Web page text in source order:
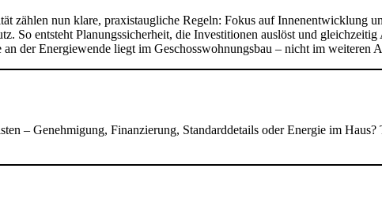
zählen nun klare, praxistaugliche Regeln: Fokus auf Innenentwicklung
So entsteht Planungssicherheit, die Investitionen auslöst und
der Energiewende liegt im Geschosswohnungsbau – nicht im weiteren
– Genehmigung, Finanzierung, Standarddetails oder Energie im